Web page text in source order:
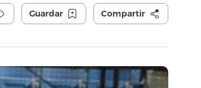
Guardar Compartir